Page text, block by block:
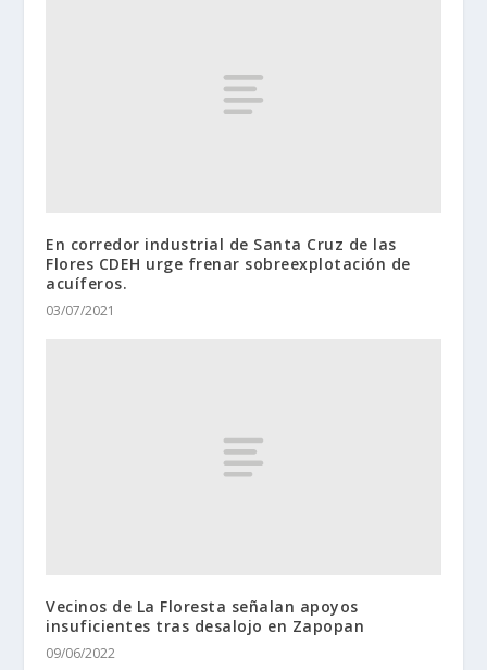
En corredor industrial de Santa Cruz de las
Flores CDEH urge frenar sobreexplotación de
acuíferos.
03/07/2021
Vecinos de La Floresta señalan apoyos
insuficientes tras desalojo en Zapopan
09/06/2022